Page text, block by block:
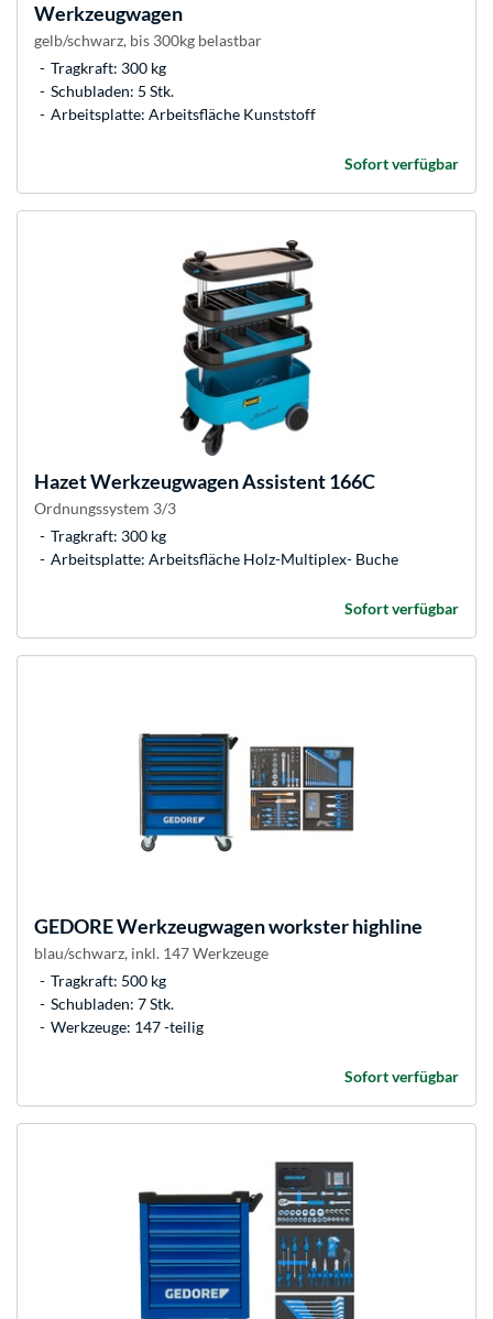
Werkzeugwagen
gelb/schwarz, bis 300kg belastbar
Tragkraft: 300 kg
Schubladen: 5 Stk.
Arbeitsplatte: Arbeitsfläche Kunststoff
Sofort verfügbar
HazetWerkzeugwagen Assistent 166C
Ordnungssystem 3/3
Tragkraft: 300 kg
Arbeitsplatte: Arbeitsfläche Holz-Multiplex- Buche
Sofort verfügbar
GEDOREWerkzeugwagen workster highline
blau/schwarz, inkl. 147 Werkzeuge
Tragkraft: 500 kg
Schubladen: 7 Stk.
Werkzeuge: 147 -teilig
Sofort verfügbar